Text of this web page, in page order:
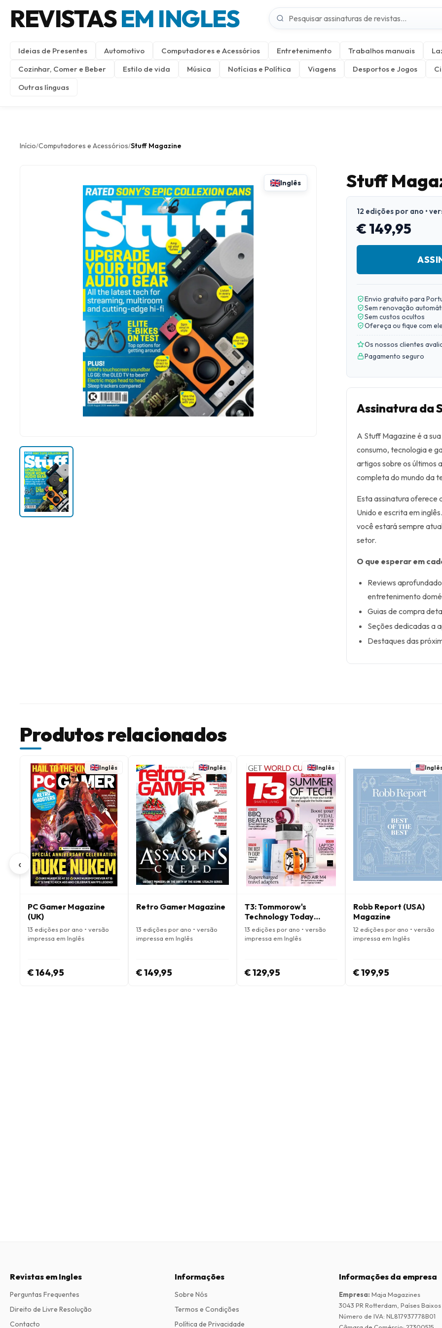
REVISTASEM INGLES
Ideias de Presentes Automotivo Computadores e Acessórios Entretenimento Trabalhos manuais
Cozinhar, Comer e Beber
Estilo de vida Música Notícias e Política Viagens Desportos e Jogos
Outras línguas
Início/Computadores e Acessórios/Stuff Magazine
Inglês Stuff
12 edições por ano •
€ 149,95
Envio gratuito para
Sem renovação
Sem custos ocultos
Ofereça ou fique com
Os nossos clientes
Pagamento seguro
Assinatura da
A Stuff Magazine é a
consumo, tecnologia e
artigos sobre os últimos
completa do mundo da
Esta assinatura oferece
Unido e escrita em
você estará sempre
setor.
O que esperar em
Reviews
entretenimento
Guias de compra
Seções dedicadas a
Destaques das
Produtos relacionados
‹
Inglês
PC Gamer Magazine
(UK)
13 edições por ano • versão
impressa em Inglês
€ 164,95
Inglês
Retro Gamer Magazine
13 edições por ano • versão
impressa em Inglês
€ 149,95
Inglês
T3: Tommorow's
Technology Today
Magazine
13 edições por ano • versão
impressa em Inglês
€ 129,95
Robb Report (USA)
Magazine
12 edições por ano • versão
impressa em Inglês
€ 199,95
Revistas em Ingles
Perguntas Frequentes
Direito de Livre Resolução
Contacto
Informações
Sobre Nós
Termos e Condições
Política de Privacidade
Informações da empresa
Empresa: Maja Magazines
3043 PR Rotterdam, Países Baixos
Número de IVA: NL817937778B01